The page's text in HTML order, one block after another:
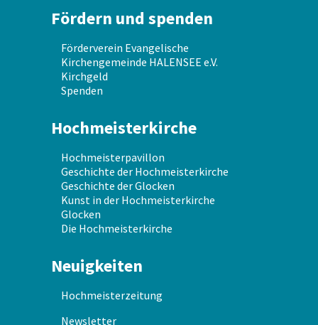
Fördern und spenden
Förderverein Evangelische
Kirchengemeinde HALENSEE e.V.
Kirchgeld
Spenden
Hochmeisterkirche
Hochmeisterpavillon
Geschichte der Hochmeisterkirche
Geschichte der Glocken
Kunst in der Hochmeisterkirche
Glocken
Die Hochmeisterkirche
Neuigkeiten
Hochmeisterzeitung
Newsletter